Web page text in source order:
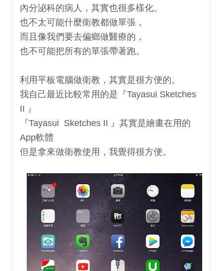
內分泌科的病人，其實也很多樣化。
也不太可能什麼衛教都做單張，
而且像我們要去偏鄉做醫療的，
也不可能把所有的單張帶著跑。
利用平板電腦做衛教，其實是很方便的。
我自己最近比較常用的是『Tayasui Sketches
II 』
『Tayasui Sketches II 』其實是繪畫在用的
App軟體
但是拿來做衛教使用，我覺得很方便。